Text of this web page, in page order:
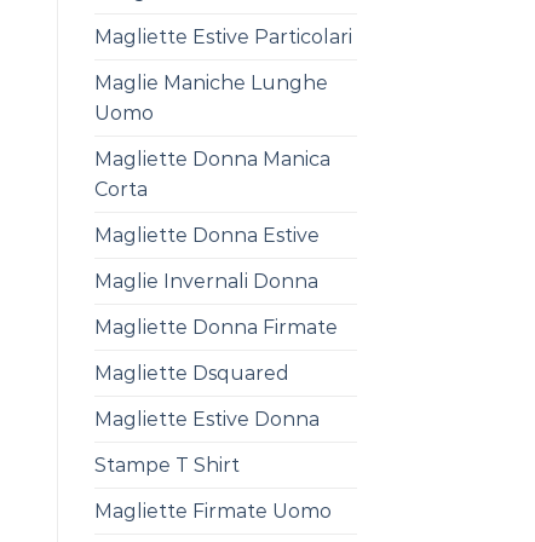
Magliette Estive Particolari
Maglie Maniche Lunghe
Uomo
Magliette Donna Manica
Corta
Magliette Donna Estive
Maglie Invernali Donna
Magliette Donna Firmate
Magliette Dsquared
Magliette Estive Donna
Stampe T Shirt
Magliette Firmate Uomo